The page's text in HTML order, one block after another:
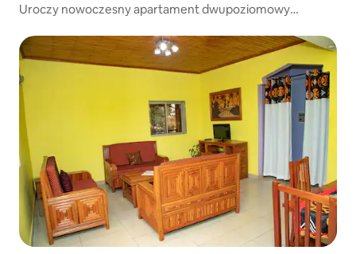
Uroczy nowoczesny apartament dwupoziomowy